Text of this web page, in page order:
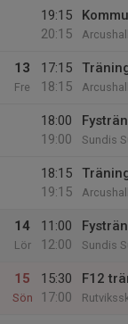
19:15
20:15
13
Fre
17:15
18:15
18:00
19:00
Sundis
18:15
19:15
14
Lör
11:00
12:00
Sundis
15
Sön
15:30
17:00
F12